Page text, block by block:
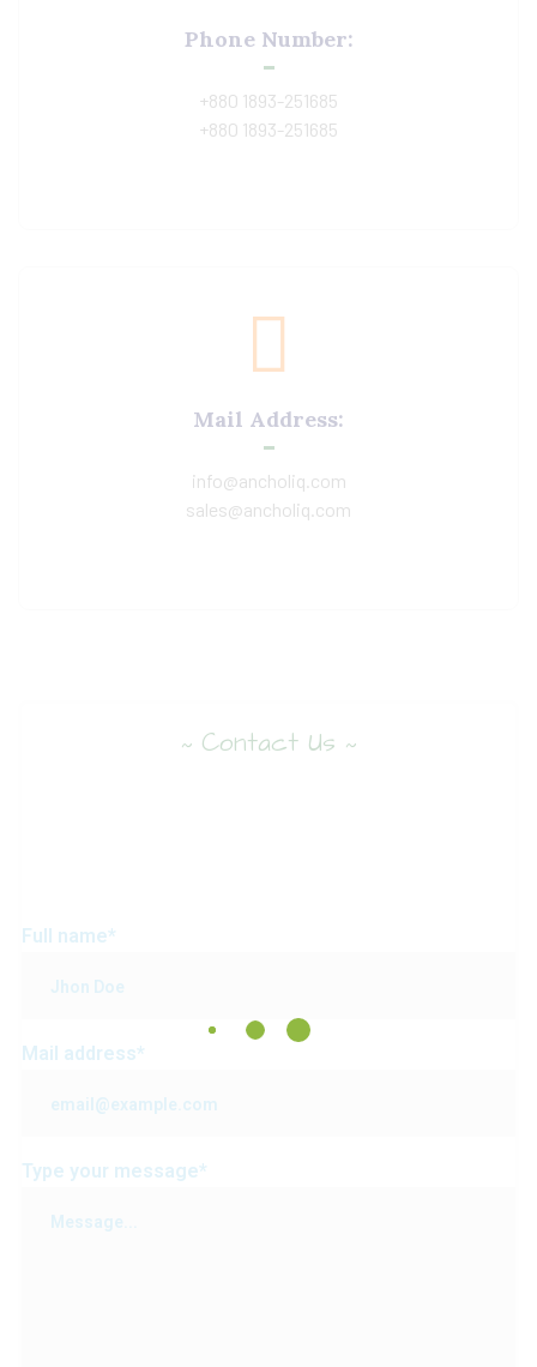
Phone Number:
+880 1893-251685
+880 1893-251685
Mail Address:
info@ancholiq.com
sales@ancholiq.com
~ Contact Us ~
Full name*
Mail address*
Type your message*